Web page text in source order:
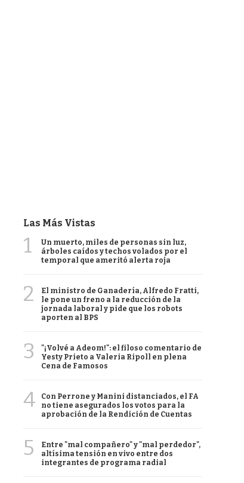
Las Más Vistas
1
Un muerto, miles de personas sin luz,
árboles caídos y techos volados por el
temporal que ameritó alerta roja
2
El ministro de Ganadería, Alfredo Fratti,
le pone un freno a la reducción de la
jornada laboral y pide que los robots
aporten al BPS
3
"¡Volvé a Adeom!": el filoso comentario de
Yesty Prieto a Valeria Ripoll en plena
Cena de Famosos
4
Con Perrone y Manini distanciados, el FA
no tiene asegurados los votos para la
aprobación de la Rendición de Cuentas
5
Entre "mal compañero" y "mal perdedor",
altísima tensión en vivo entre dos
integrantes de programa radial